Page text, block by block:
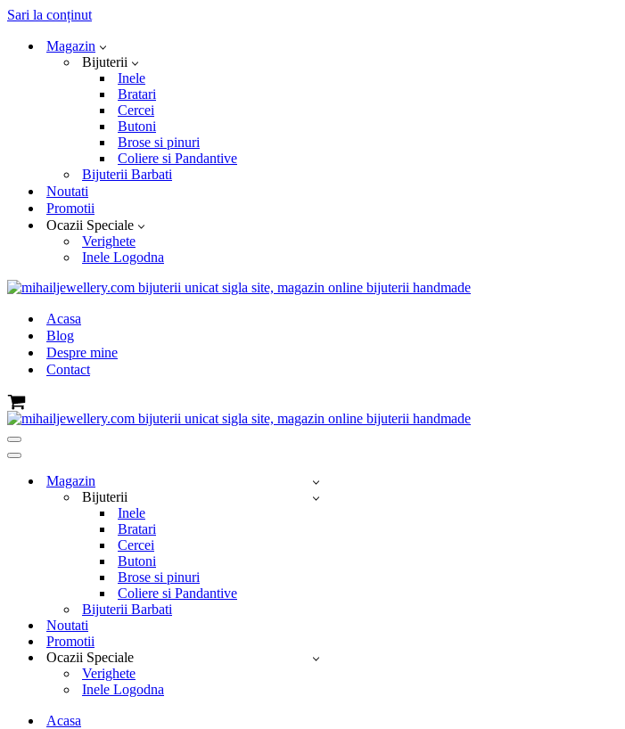
Sari la conținut
Magazin
Bijuterii
Inele
Bratari
Cercei
Butoni
Brose si pinuri
Coliere si Pandantive
Bijuterii Barbati
Noutati
Promotii
Ocazii Speciale
Verighete
Inele Logodna
Acasa
Blog
Despre mine
Contact
Coș
Meniu
de
Meniu
navigareMagazin
Bijuterii
Inele
Bratari
Cercei
Butoni
Brose si pinuri
Coliere si Pandantive
Bijuterii Barbati
Noutati
Promotii
Ocazii Speciale
Verighete
Inele Logodna
Acasa